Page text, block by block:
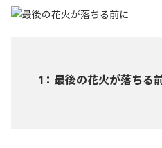
1 ： 最後の花火が落ちる